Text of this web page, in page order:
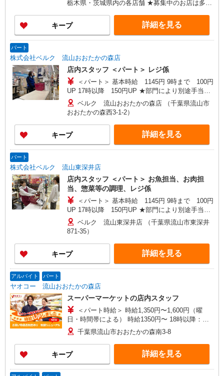
★日・祝日は全時間帯で時給＋100円となります。
★店舗により鮮魚手当・レジ手当があります。
栃木県・茨城県内の各店舗 ★募集中のお店は多数
もございます。 ＜埼玉県＞ さいたま市、川口市、
戸田市、新座市、 八潮市、越谷市、所沢市、富士
見市、三芳町、ふじみ野市、狭山市、川越市、入
市、上尾市、北本市、坂戸市、鶴ヶ島市、毛呂山
町、東松山市、鴻巣市、行田市、 羽生市、加須
市、熊谷市、深谷市、本庄市、上里町、秩父市、
三郷市、寄居町、和光市、白岡市 ＜東京都＞ 江戸
川区、足立区、町田市、八王子市、青梅市、東大
和市、葛飾区、練馬区 ＜神奈川県＞ 横浜市鶴見
区、横浜市都筑区、座間市、伊勢原市、相模原市
市、流山市、野田市、柏市、八千代市、習志野
市、千葉市中央区、鎌ケ谷市、印西市、佐倉市、
白井市、船橋市、我孫子市、浦安市、富里市 ＜群
市、大泉町、館林市、渋川市、中之条町 ＜茨城県
＞古河市 ＜栃木県＞佐野市、小山市
キープ 詳細を見る
パート
株式会社ベルク 流山おおたかの森店
店内スタッフ ＜パート＞ レジ係
＜パート＞ 基本時給 1145円 9時まで 100円
UP 17時以降 150円UP ★部門により別途手当が
つく場合あり ※22時以降 基本時給より25％UP
★評価制度で時給UP！ ★パートは日・祝日は更
に時給100円UP！ 上記時間帯は募集時間ではあり
ません。募集時間は勤務時間・曜日欄でご確認く
ださい。
ベルク 流山おおたかの森店 （千葉県流山市
おおたかの森西3-1-2）
キープ 詳細を見る
パート
株式会社ベルク 流山東深井店
店内スタッフ ＜パート＞ お魚担当、お肉担
当、惣菜等の調理、レジ係
＜パート＞ 基本時給 1145円 9時まで 100円
UP 17時以降 150円UP ★部門により別途手当が
つく場合あり ※22時以降 基本時給より25％UP
★評価制度で時給UP！ ★パートは日・祝日は更
に時給100円UP！ 上記時間帯は募集時間ではあり
ません。募集時間は勤務時間・曜日欄でご確認く
ださい。
ベルク 流山東深井店 （千葉県流山市東深井
871-35）
キープ 詳細を見る
アルバイト パート
ヤオコー 流山おおたかの森店
スーパーマーケットの店内スタッフ
＜パート時給＞ 時給1,350円〜1,600円（曜
日・時間帯による） 時給1350円〜 18時以降：時
給1500円〜 ★土曜＋100円 ★日・祝＋100円 ※ア
ルバイトさんの時給や募集内容はお問い合わせく
ださい
千葉県流山市おおたかの森南3-8
キープ 詳細を見る